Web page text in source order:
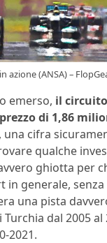
azione (ANSA) –
emerso, il
di 1,86
una cifra
qualche
ghiotta per
in generale,
una pista
dal 2005
2021.